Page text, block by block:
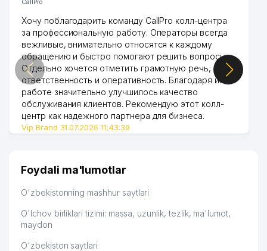
CallPro
Хочу поблагодарить команду CallPro колл-центра
за профессиональную работу. Операторы всегда
вежливые, внимательно относятся к каждому
обращению и быстро помогают решить вопросы.
Отдельно хочется отметить грамотную речь,
ответственность и оперативность. Благодаря их
работе значительно улучшилось качество
обслуживания клиентов. Рекомендую этот колл-
центр как надежного партнера для бизнеса.
Vip Brand 31.07.2026 11:43:39
Foydali ma'lumotlar
O'zbekistonning mashhur saytlari
O'lchov birliklari tizimi: massa, uzunlik, tezlik, ma'lumot,
maydon
O'zbekiston saytlari